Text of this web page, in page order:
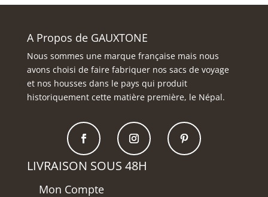
A Propos de GAUXTONE
Nous sommes une marque française mais nous
avons choisi de faire fabriquer nos sacs de voyage
et nos housses dans le pays qui produit
historiquement cette matière première, le Népal.
LIVRAISON SOUS 48H
Mon Compte